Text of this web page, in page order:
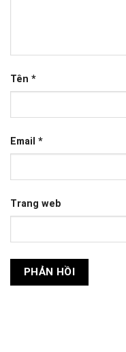
Tên *
Email *
Trang web